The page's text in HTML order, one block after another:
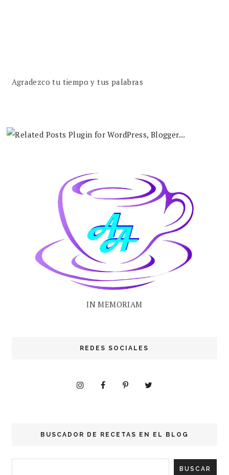
Agradezco tu tiempo y tus palabras
IN MEMORIAM
REDES SOCIALES
BUSCADOR DE RECETAS EN EL BLOG